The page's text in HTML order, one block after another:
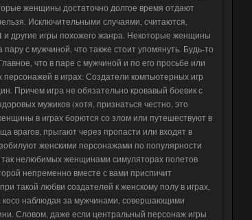
женщины достаточно долгое время отдают
Исключительными случаями, считаются,
другие игры похожего жанра. Некоторые женщины
с мужчиной, что также стоит упомянуть. Будь-то
что в паре с мужчиной и по его просьбе или
в играх: Создатели компьютерных игр
Причем игра не обязательно кровавый боевик с
мужиков (хотя, признаться честно, это
в играх борются со злом или путешествуют в
врагов, прыгают через пропасти или входят в
женскими персонажами по популярности
нелюбимых женщинами симуляторах полетов
непременно вместе с вами приспичит
такой любви создателей к женскому полу в играх,
наблюдая за мужчинами, совершающими
Словом, даже если центральный персонаж игры